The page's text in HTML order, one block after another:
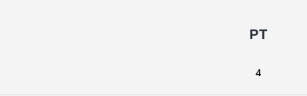
PT
4